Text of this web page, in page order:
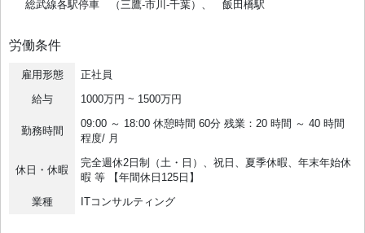
総武線各駅停車 （三鷹-市川-千葉）、 飯田橋駅
労働条件
雇用形態
正社員
給与
1000万円 ~ 1500万円
勤務時間
09:00 ～ 18:00 休憩時間 60分 残業：20 時間 ～ 40 時間
程度/ 月
休日・休暇
完全週休2日制（土・日）、祝日、夏季休暇、年末年始休
暇 等 【年間休日125日】
業種
ITコンサルティング